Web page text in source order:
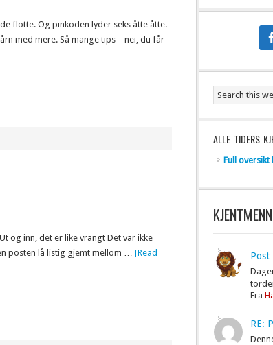
flotte. Og pinkoden lyder seks åtte åtte.
med mere. Så mange tips – nei, du får
og inn, det er like vrangt Det var ikke
posten lå listig gjemt mellom … [Read
ALLE TIDERS
Full oversikt
Post
Fra
RE: